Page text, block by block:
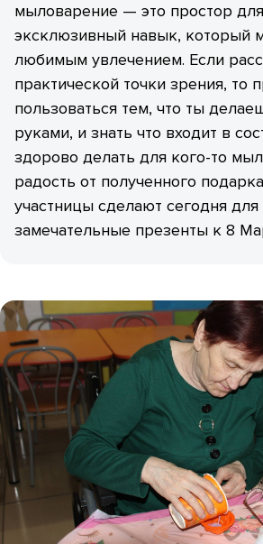
мыловарение — это простор для
эксклюзивный навык, который
любимым увлечением. Если
практической точки зрения, то
пользоваться тем, что ты
руками, и знать что входит в
здорово делать для кого-то
радость от полученного
участницы сделают сегодня
замечательные презенты к 8